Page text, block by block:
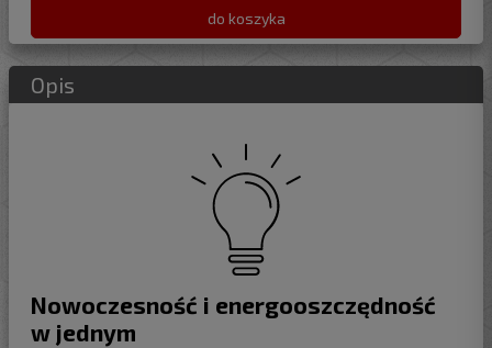
do koszyka
Opis
Nowoczesność i energooszczędność
w jednym